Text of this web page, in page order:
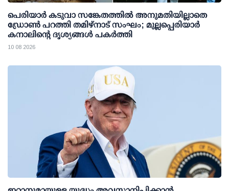
പെരിയാര്‍ കടുവാ സങ്കേതത്തില്‍ അനുമതിയില്ലാതെ
ഡ്രോണ്‍ പറത്തി തമിഴ്നാട് സംഘം; മുല്ലപ്പെരിയാര്‍
കനാലിന്റെ ദൃശ്യങ്ങള്‍ പകര്‍ത്തി
10 08 2026